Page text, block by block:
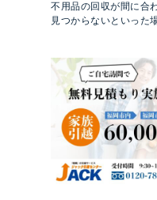
不用品の回収が間に合
見つからないといった